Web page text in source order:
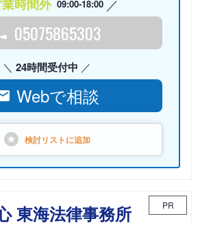
時間外 09:00-18:00
05075865303
24時間受付中
Webで相談
検討リストに追加
東海法律事務所 PR